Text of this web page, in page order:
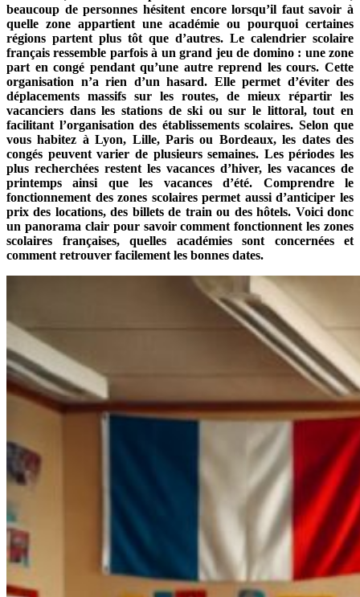
beaucoup de personnes hésitent encore lorsqu’il faut savoir à
quelle zone appartient une académie ou pourquoi certaines
régions partent plus tôt que d’autres. Le calendrier scolaire
français ressemble parfois à un grand jeu de domino : une zone
part en congé pendant qu’une autre reprend les cours. Cette
organisation n’a rien d’un hasard. Elle permet d’éviter des
déplacements massifs sur les routes, de mieux répartir les
vacanciers dans les stations de ski ou sur le littoral, tout en
facilitant l’organisation des établissements scolaires. Selon que
vous habitez à Lyon, Lille, Paris ou Bordeaux, les dates des
congés peuvent varier de plusieurs semaines. Les périodes les
plus recherchées restent les vacances d’hiver, les vacances de
printemps ainsi que les vacances d’été. Comprendre le
fonctionnement des zones scolaires permet aussi d’anticiper les
prix des locations, des billets de train ou des hôtels. Voici donc
un panorama clair pour savoir comment fonctionnent les zones
scolaires françaises, quelles académies sont concernées et
comment retrouver facilement les bonnes dates.